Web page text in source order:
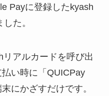
Payに登録したkyash
た。
アルカードを呼び出
い時に「QUICPay
にかざすだけです。